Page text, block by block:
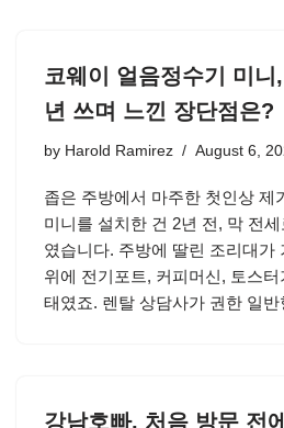
코웨이 얼음정수기 미
년 쓰며 느낀 장단점은?
by Harold Ramirez August 6,
좁은 주방에서 마주한 첫인상 제
미니를 설치한 건 2년 전, 막 전
였습니다. 주방에 딸린 조리대가
위에 전기포트, 커피머신, 토스
태였죠. 렌탈 상담사가 권한 일
강남호빠, 처음 방문 전